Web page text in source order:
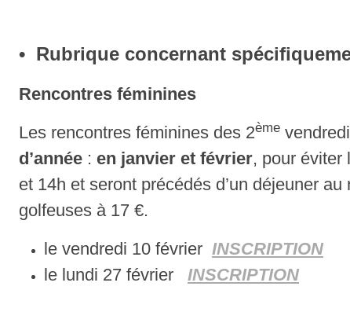
• Rubrique concernant
Rencontres féminines
Les rencontres féminines des 2ème
d’année : en janvier et février, pour éviter
et 14h et seront précédés d’un déjeuner
golfeuses à 17 €.
le vendredi 10 février INSCRIPTION
le lundi 27 février INSCRIPTION